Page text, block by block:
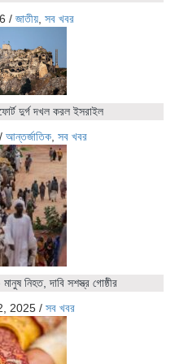
/ জাতীয়, সব খবর
দুর্গ দখল করল ইসরাইল
/ আন্তর্জাতিক, সব খবর
নিহত, দাবি সশস্ত্র গোষ্ঠীর
2025 / সব খবর